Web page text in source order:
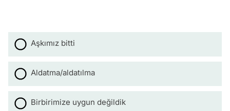
Aşkımız bitti
Aldatma/aldatılma
Birbirimize uygun değildik